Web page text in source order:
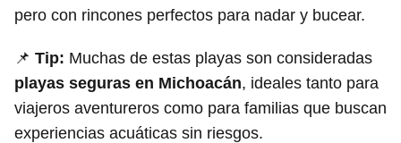
pero con rincones perfectos para nadar y bucear.
📌 Tip: Muchas de estas playas son consideradas
playas seguras en Michoacán, ideales tanto para
viajeros aventureros como para familias que buscan
experiencias acuáticas sin riesgos.